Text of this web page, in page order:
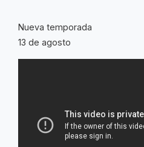
Nueva temporada
13 de agosto